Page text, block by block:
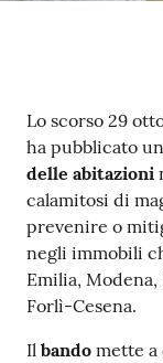
Contenuto
Lo scorso 29
ha pubblicato
delle abitazioni
calamitosi di
prevenire o
negli immobili
Emilia, Modena,
Forlì-Cesena.
Il bando mette a